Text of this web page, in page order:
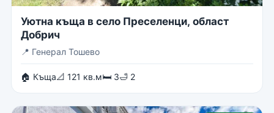
Уютна къща в село Преселенци, област
Добрич
📍 Генерал Тошево
🏠 Къща📐 121 кв.м🛏 3🛁 2